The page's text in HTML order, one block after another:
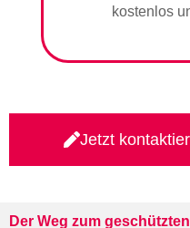
kostenlos
Jetzt
Der Weg zum